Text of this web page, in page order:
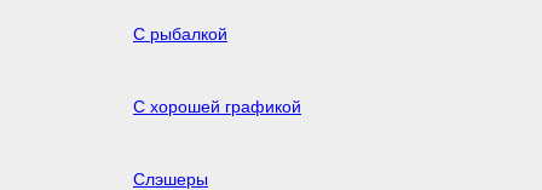
С рыбалкой
С хорошей графикой
Слэшеры